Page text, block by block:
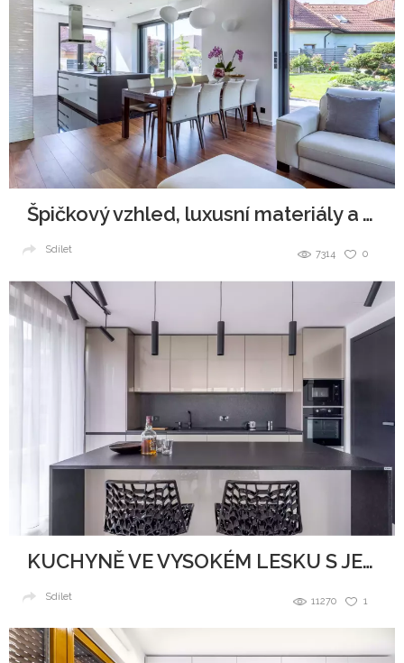
Špičkový vzhled, luxusní materiály a všudypřítomná elegance.
0
7314
Sdílet
KUCHYNĚ VE VYSOKÉM LESKU S JEMNÝMI TŘPYTKAMI
1
11270
Sdílet